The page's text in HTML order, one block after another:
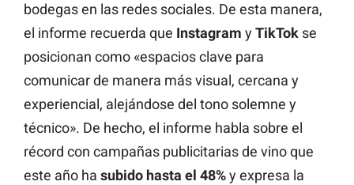
bodegas en las redes sociales. De esta manera,
el informe recuerda que Instagram y TikTok se
posicionan como «espacios clave para
comunicar de manera más visual, cercana y
experiencial, alejándose del tono solemne y
técnico». De hecho, el informe habla sobre el
récord con campañas publicitarias de vino que
este año ha subido hasta el 48%y expresa la